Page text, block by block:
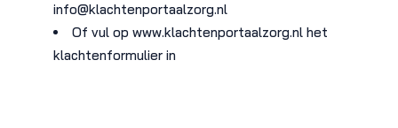
info@klachtenportaalzorg.nl
Of vul op www.klachtenportaalzorg.nl het
klachtenformulier in